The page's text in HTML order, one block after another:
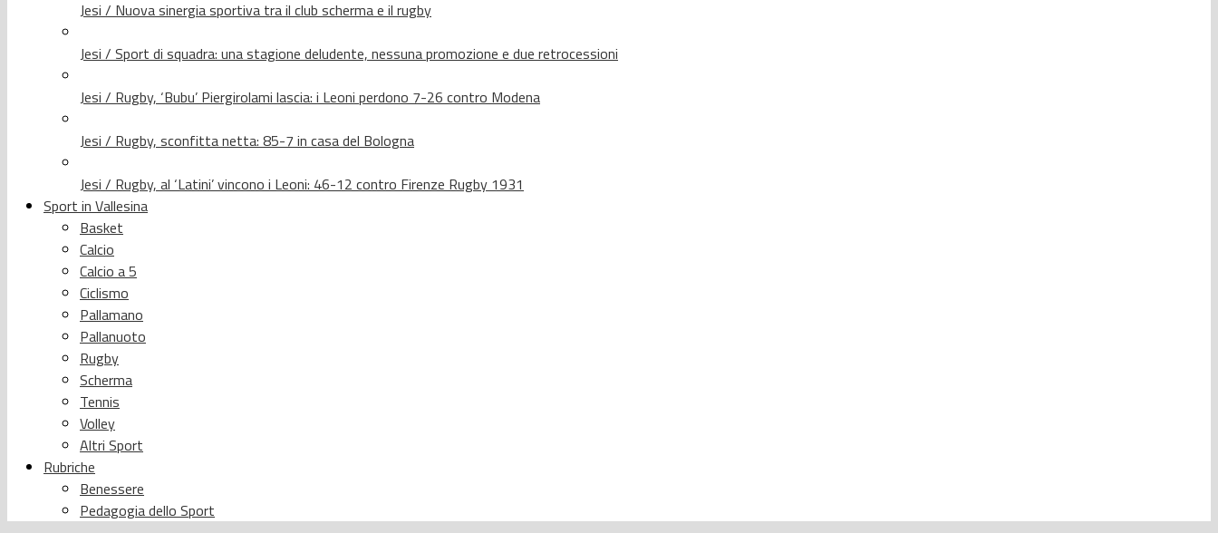
Jesi / Nuova sinergia sportiva tra il club scherma e il rugby
Jesi / Sport di squadra: una stagione deludente, nessuna promozione e due retrocessioni
Jesi / Rugby, ‘Bubu’ Piergirolami lascia: i Leoni perdono 7-26 contro Modena
Jesi / Rugby, sconfitta netta: 85-7 in casa del Bologna
Jesi / Rugby, al ‘Latini’ vincono i Leoni: 46-12 contro Firenze Rugby 1931
Sport in Vallesina
Basket
Calcio
Calcio a 5
Ciclismo
Pallamano
Pallanuoto
Rugby
Scherma
Tennis
Volley
Altri Sport
Rubriche
Benessere
Pedagogia dello Sport